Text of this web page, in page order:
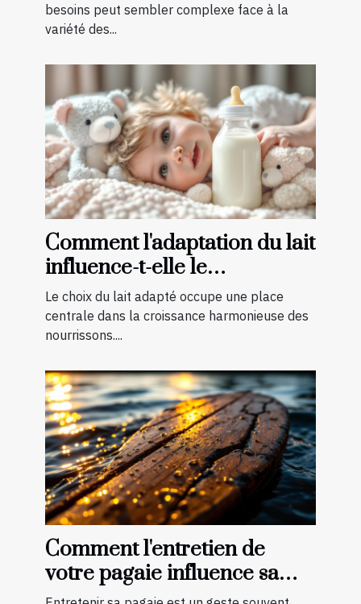
besoins peut sembler complexe face à la
variété des...
Comment l'adaptation du lait
influence-t-elle le
développement infantile ?
Le choix du lait adapté occupe une place
centrale dans la croissance harmonieuse des
nourrissons....
Comment l'entretien de
votre pagaie influence sa
longévité?